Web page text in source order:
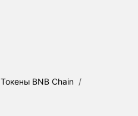
Токены BNB Chain /